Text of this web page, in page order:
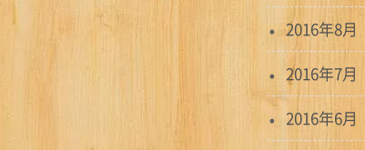
2016年8月
2016年7月
2016年6月